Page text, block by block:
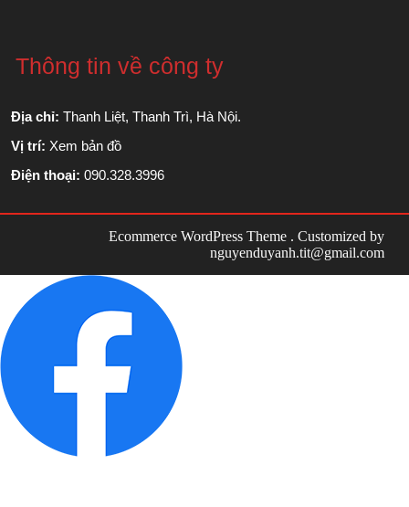
Thông tin về công ty
Địa chỉ: Thanh Liệt, Thanh Trì, Hà Nội.
Vị trí: Xem bản đồ
Điện thoại: 090.328.3996
Ecommerce WordPress Theme . Customized by
nguyenduyanh.tit@gmail.com